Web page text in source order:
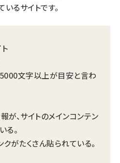
るサイトです。
文字以上が目安と言わ
が、サイトのメインコンテン
る。
がたくさん貼られている。